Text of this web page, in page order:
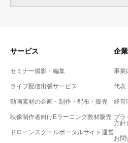
サービス
セミナー撮影・編集
ライブ配信出張サービス
動画素材の企画・制作・配布・販売
映像制作者向けEラーニング教材販売
ドローンスクールポータルサイト運営
企
事業
代表
経営
プラ
方針）
お問